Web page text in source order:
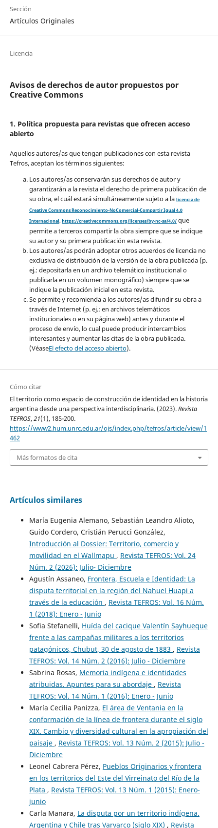
Sección
Artículos Originales
Licencia
Avisos de derechos de autor propuestos por
Creative Commons
1. Política propuesta para revistas que ofrecen acceso
abierto
Aquellos autores/as que tengan publicaciones con esta revista
Tefros, aceptan los términos siguientes:
Los autores/as conservarán sus derechos de autor y
garantizarán a la revista el derecho de primera publicación de
su obra, el cuál estará simultáneamente sujeto a la licencia de
Creative Commons Reconocimiento-NoComercial-Compartir Igual 4.0
Internacional. https://creativecommons.org/licenses/by-nc-sa/4.0/que
permite a terceros compartir la obra siempre que se indique
su autor y su primera publicación esta revista.
Los autores/as podrán adoptar otros acuerdos de licencia no
exclusiva de distribución de la versión de la obra publicada (p.
ej.: depositarla en un archivo telemático institucional o
publicarla en un volumen monográfico) siempre que se
indique la publicación inicial en esta revista.
Se permite y recomienda a los autores/as difundir su obra a
través de Internet (p. ej.: en archivos telemáticos
institucionales o en su página web) antes y durante el
proceso de envío, lo cual puede producir intercambios
interesantes y aumentar las citas de la obra publicada.
(VéaseEl efecto del acceso abierto).
Cómo citar
El territorio como espacio de construcción de identidad en la historia
argentina desde una perspectiva interdisciplinaria. (2023).Revista
TEFROS,21(1), 185-200.
https://www2.hum.unrc.edu.ar/ojs/index.php/tefros/article/view/1
462
Más formatos de cita
Artículos similares
María Eugenia Alemano, Sebastián Leandro Alioto,
Guido Cordero, Cristián Perucci González,
Introducción al Dossier: Territorio, comercio y
movilidad en el Wallmapu , Revista TEFROS: Vol. 24
Núm. 2 (2026): Julio- Diciembre
Agustín Assaneo, Frontera, Escuela e Identidad: La
disputa territorial en la región del Nahuel Huapi a
través de la educación , Revista TEFROS: Vol. 16 Núm.
1 (2018): Enero - Junio
Sofia Stefanelli, Huída del cacique Valentín Sayhueque
frente a las campañas militares a los territorios
patagónicos, Chubut, 30 de agosto de 1883 , Revista
TEFROS: Vol. 14 Núm. 2 (2016): Julio - Diciembre
Sabrina Rosas, Memoria indígena e identidades
atribuidas. Apuntes para su abordaje , Revista
TEFROS: Vol. 14 Núm. 1 (2016): Enero - Junio
María Cecilia Panizza, El área de Ventania en la
conformación de la línea de frontera durante el siglo
XIX. Cambio y diversidad cultural en la apropiación del
paisaje , Revista TEFROS: Vol. 13 Núm. 2 (2015): Julio -
Diciembre
Leonel Cabrera Pérez, Pueblos Originarios y frontera
en los territorios del Este del Virreinato del Río de la
Plata , Revista TEFROS: Vol. 13 Núm. 1 (2015): Enero-
junio
Carla Manara, La disputa por un territorio indígena.
Argentina y Chile tras Varvarco (siglo XIX) , Revista